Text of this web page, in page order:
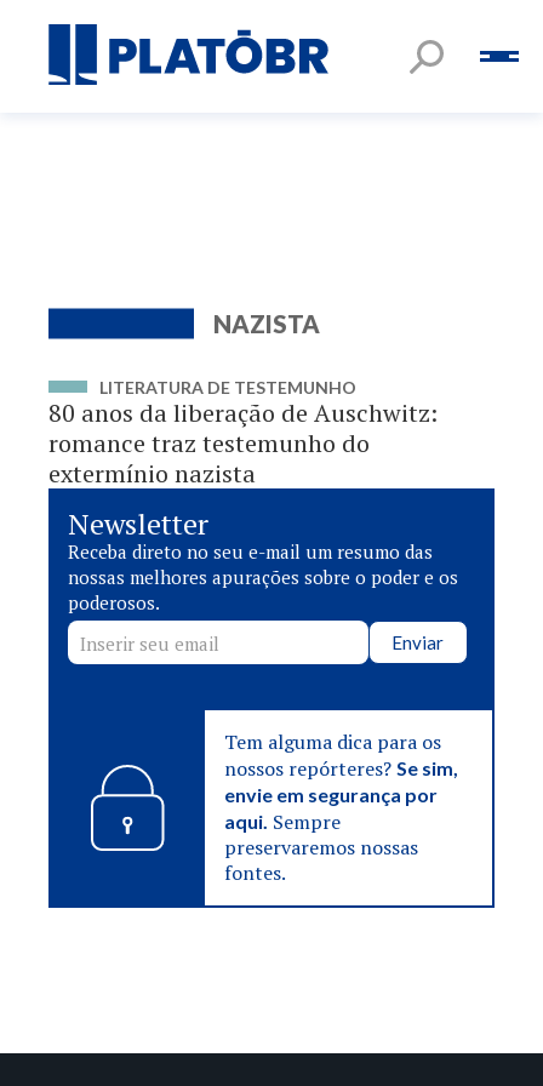
NAZISTA
LITERATURA DE TESTEMUNHO
80 anos da liberação de Auschwitz:
romance traz testemunho do
extermínio nazista
Newsletter
Receba direto no seu e-mail um resumo das
nossas melhores apurações sobre o poder e os
poderosos.
Enviar
Tem alguma dica para os
nossos repórteres?Se sim,
envie em segurança por
aqui. Sempre
preservaremos nossas
fontes.